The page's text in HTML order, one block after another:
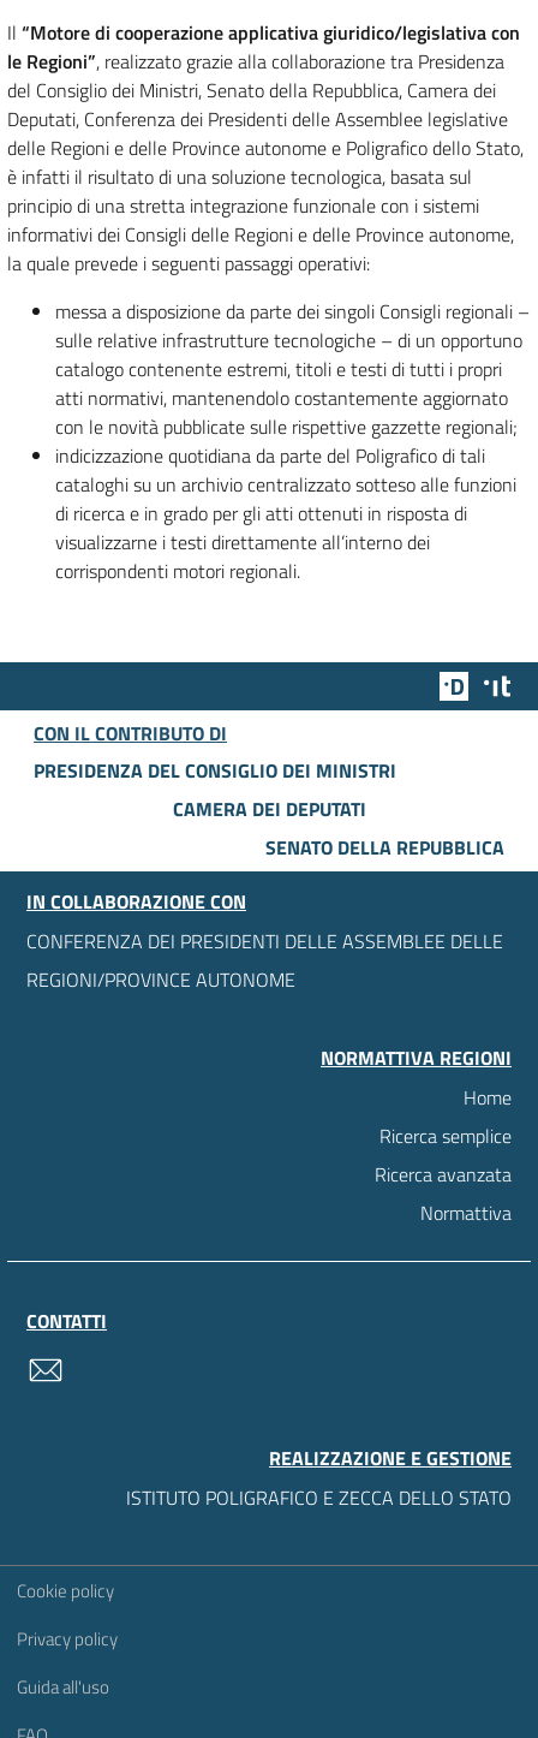
Il “Motore di cooperazione applicativa giuridico/legislativa con
le Regioni”, realizzato grazie alla collaborazione tra Presidenza
del Consiglio dei Ministri, Senato della Repubblica, Camera dei
Deputati, Conferenza dei Presidenti delle Assemblee legislative
delle Regioni e delle Province autonome e Poligrafico dello Stato,
è infatti il risultato di una soluzione tecnologica, basata sul
principio di una stretta integrazione funzionale con i sistemi
informativi dei Consigli delle Regioni e delle Province autonome,
la quale prevede i seguenti passaggi operativi:
messa a disposizione da parte dei singoli Consigli regionali –
sulle relative infrastrutture tecnologiche – di un opportuno
catalogo contenente estremi, titoli e testi di tutti i propri
atti normativi, mantenendolo costantemente aggiornato
con le novità pubblicate sulle rispettive gazzette regionali;
indicizzazione quotidiana da parte del Poligrafico di tali
cataloghi su un archivio centralizzato sotteso alle funzioni
di ricerca e in grado per gli atti ottenuti in risposta di
visualizzarne i testi direttamente all’interno dei
corrispondenti motori regionali.
Team
CON IL CONTRIBUTO DI
PRESIDENZA DEL CONSIGLIO DEI MINISTRI
CAMERA DEI DEPUTATI
SENATO DELLA REPUBBLICA
IN COLLABORAZIONE CON
CONFERENZA DEI PRESIDENTI DELLE ASSEMBLEE DELLE
REGIONI/PROVINCE AUTONOME
NORMATTIVA REGIONI
Home
Ricerca semplice
Ricerca avanzata
Normattiva
CONTATTI
REALIZZAZIONE E GESTIONE
ISTITUTO POLIGRAFICO E ZECCA DELLO STATO
Sezione Link Utili
Cookie policy
Privacy policy
Guida all'uso